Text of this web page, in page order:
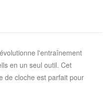
l'entraînement
en un seul outil. Cet
de cloche est parfait pour